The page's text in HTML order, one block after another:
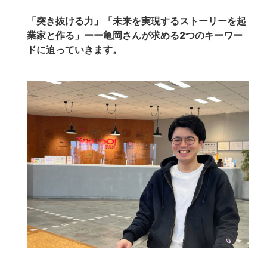
「突き抜ける力」「未来を実現するストーリーを起
業家と作る」 ーー亀岡さんが求める2つのキーワー
ドに迫っていきます。